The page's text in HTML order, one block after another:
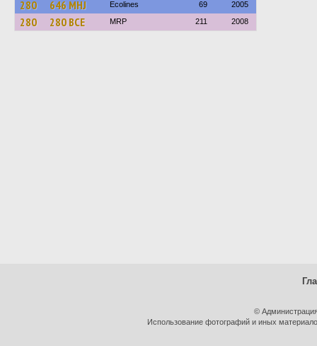
280 646 MHJ Ecolines 69 2005
280 280 BCE MRP 211 2008
©
Использование фотографий и иных